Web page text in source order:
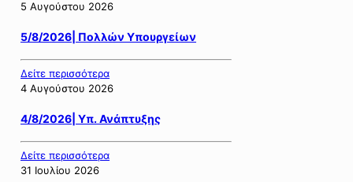
5 Αυγούστου 2026
5/8/2026| Πολλών Υπουργείων
Δείτε περισσότερα
4 Αυγούστου 2026
4/8/2026| Υπ. Ανάπτυξης
Δείτε περισσότερα
31 Ιουλίου 2026